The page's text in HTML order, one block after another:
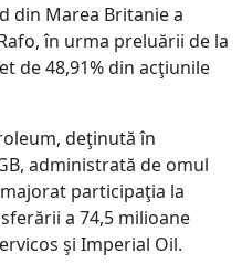
din Marea Britanie a
în urma preluării de la
de 48,91% din acţiunile
deţinută în
administrată de omul
participaţia la
a 74,5 milioane
şi Imperial Oil.